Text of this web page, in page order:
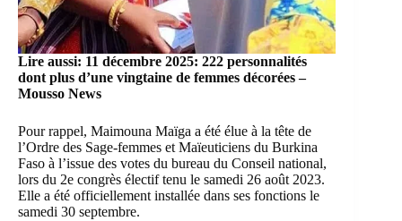
Lire aussi: 11 décembre 2025: 222 personnalités
dont plus d’une vingtaine de femmes décorées –
Mousso News
Pour rappel, Maimouna Maïga a été élue à la tête de
l’Ordre des Sage-femmes et Maïeuticiens du Burkina
Faso à l’issue des votes du bureau du Conseil national,
lors du 2e congrès électif tenu le samedi 26 août 2023.
Elle a été officiellement installée dans ses fonctions le
samedi 30 septembre.